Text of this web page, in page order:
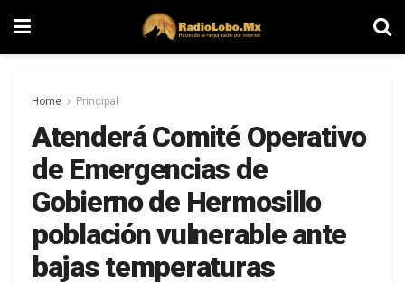
Home Principal
Atenderá Comité Operativo
de Emergencias de
Gobierno de Hermosillo
población vulnerable ante
bajas temperaturas